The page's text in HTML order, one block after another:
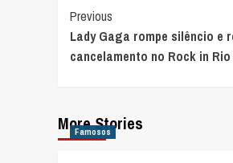
Post
Navigation
Previous
Lady Gaga rompe silêncio e
cancelamento no Rock in Rio
More Stories
Famosos